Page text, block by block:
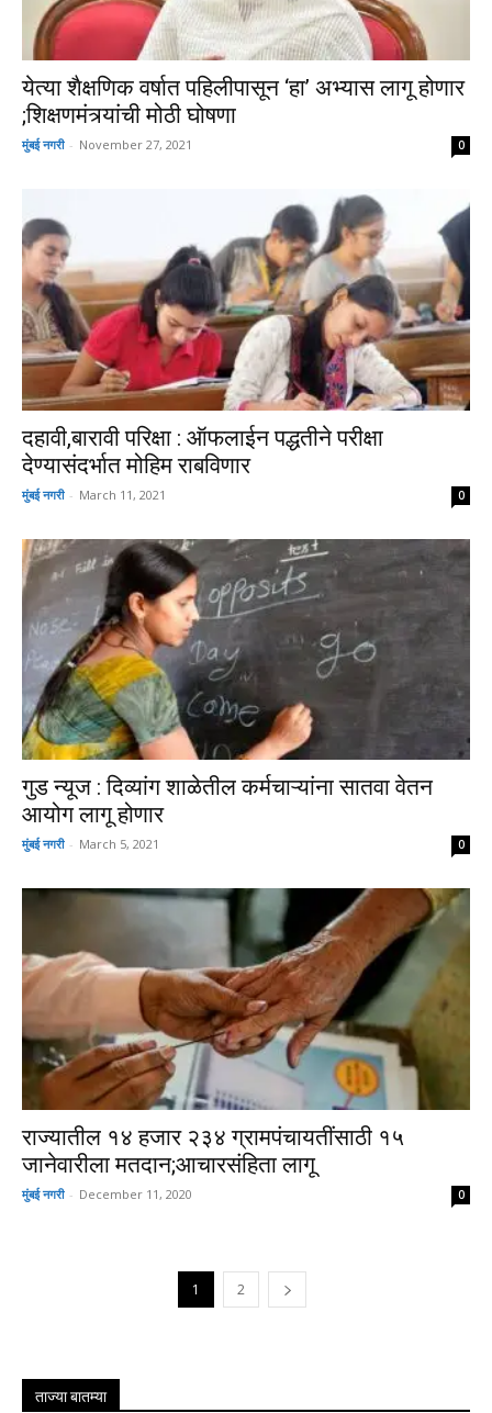
येत्या शैक्षणिक वर्षात पहिलीपासून ‘हा’ अभ्यास लागू होणार
;शिक्षणमंत्र्यांची मोठी घोषणा
मुंबई नगरी - November 27, 2021 0
दहावी,बारावी परिक्षा : ऑफलाईन पद्धतीने परीक्षा
देण्यासंदर्भात मोहिम राबविणार
मुंबई नगरी - March 11, 2021 0
गुड न्यूज : दिव्यांग शाळेतील कर्मचाऱ्यांना सातवा वेतन
आयोग लागू होणार
मुंबई नगरी - March 5, 2021 0
राज्यातील १४ हजार २३४ ग्रामपंचायतींसाठी १५
जानेवारीला मतदान;आचारसंहिता लागू
मुंबई नगरी - December 11, 2020 0
1 2
ताज्या बातम्या